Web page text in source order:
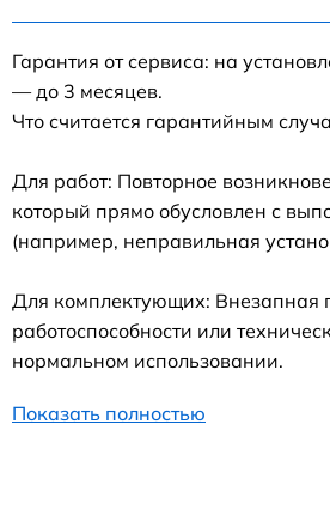
Гарантия от сервиса: на
— до 3 месяцев.
Что считается гарантийным
Для работ: Повторное
который прямо обусловлен с
(например, неправильная
Для комплектующих: Внезапная
работоспособности или
нормальном использовании.
Показать полностью